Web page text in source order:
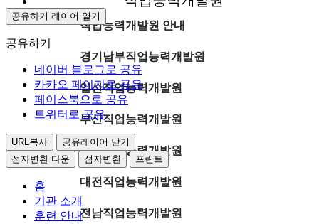
직업능력개발원 안내
경기남부직업능력개발원
일산직업능력개발원
부산직업능력개발원
대구직업능력개발원
대전직업능력개발원
전남직업능력개발원
공유하기 레이어 열기
공유하기
네이버 블로그로 공유
카카오 페이지로 공유
페이스북으로 공유
트위터로 공유
URL복사
공유레이어 닫기
점자변환 다운
점자변환 프린트
홈
기관 소개
훈련 안내